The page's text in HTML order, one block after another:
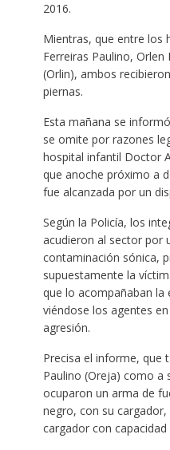
2016.
Mientras, que entre los
Ferreiras Paulino,
(Orlin), ambos
piernas.
Esta mañana se
se omite por razones
hospital infantil Doctor
que anoche próximo a
fue alcanzada por un
Según la Policía, los
acudieron al sector por
contaminación sónica,
supuestamente la
que lo acompañaban la
viéndose los agentes
agresión.
Precisa el informe, que
Paulino (Oreja) como a
ocuparon un arma de
negro, con su
cargador con capacidad